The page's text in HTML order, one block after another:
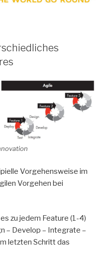
Vorgehensweise im
Vorgehen bei
zu jedem Feature (1-4)
– Develop – Integrate –
letzten Schritt das